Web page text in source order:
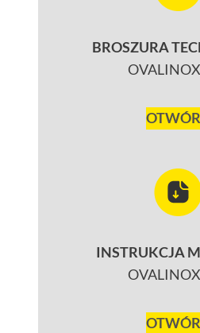
BROSZURA
INSTRUKCJA